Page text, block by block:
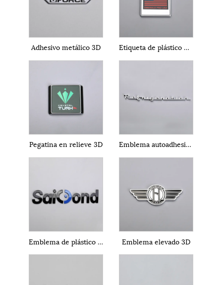
Adhesivo metálico 3D Etiqueta de plástico ABS
Pegatina en relieve 3D Emblema autoadhesivo.
Emblema de plástico ABS. Emblema elevado 3D